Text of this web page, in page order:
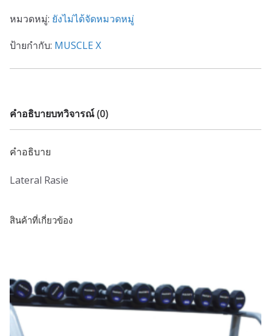
หมวดหมู่: ยังไม่ได้จัดหมวดหมู่
ป้ายกำกับ: MUSCLE X
คำอธิบายบทวิจารณ์ (0)
คำอธิบาย
Lateral Rasie
สินค้าที่เกี่ยวข้อง